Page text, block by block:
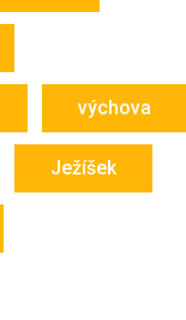
výchova
Ježíšek